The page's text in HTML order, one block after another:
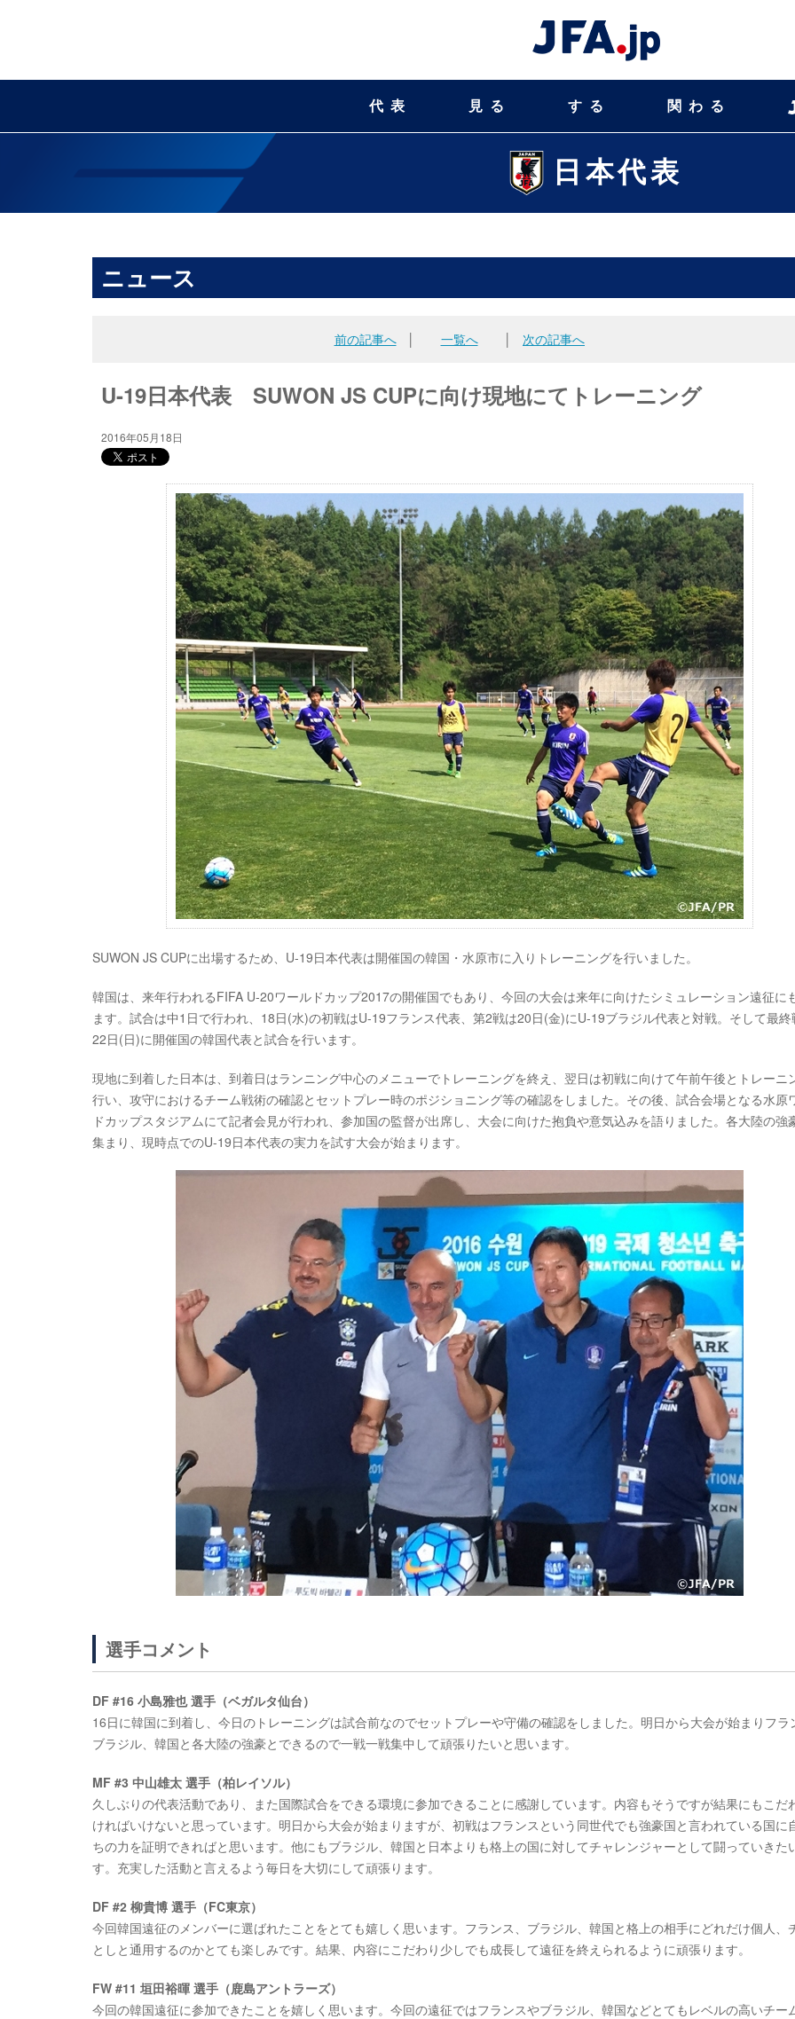
代表 見る する 関わる
日本代表
ニュース
前の記事へ│ 一覧へ 次の記事へ
U-19日本代表 SUWON JS CUPに向け現地にてトレーニング
2016年05月18日
SUWON JS CUPに出場するため、U-19日本代表は開催国の韓国・水原市に入りトレーニングを行いました。
韓国は、来年行われるFIFA U-20ワールドカップ2017の開催国でもあり、今回の大会は来年に向けたシミュレーション遠征に
ます。試合は中1日で行われ、18日(水)の初戦はU-19フランス代表、第2戦は20日(金)にU-19ブラジル代表と対戦。そして最終
22日(日)に開催国の韓国代表と試合を行います。
現地に到着した日本は、到着日はランニング中心のメニューでトレーニングを終え、翌日は初戦に向けて午前午後とトレーニ
行い、攻守におけるチーム戦術の確認とセットプレー時のポジショニング等の確認をしました。その後、試合会場となる水原
ドカップスタジアムにて記者会見が行われ、参加国の監督が出席し、大会に向けた抱負や意気込みを語りました。各大陸の強
集まり、現時点でのU-19日本代表の実力を試す大会が始まります。
選手コメント
DF #16 小島雅也 選手（ベガルタ仙台）
16日に韓国に到着し、今日のトレーニングは試合前なのでセットプレーや守備の確認をしました。明日から大会が始まりフラ
ブラジル、韓国と各大陸の強豪とできるので一戦一戦集中して頑張りたいと思います。
MF #3 中山雄太 選手（柏レイソル）
久しぶりの代表活動であり、また国際試合をできる環境に参加できることに感謝しています。内容もそうですが結果にもこだ
ければいけないと思っています。明日から大会が始まりますが、初戦はフランスという同世代でも強豪国と言われている国に
ちの力を証明できればと思います。他にもブラジル、韓国と日本よりも格上の国に対してチャレンジャーとして闘っていきた
す。充実した活動と言えるよう毎日を大切にして頑張ります。
DF #2 柳貴博 選手（FC東京）
今回韓国遠征のメンバーに選ばれたことをとても嬉しく思います。フランス、ブラジル、韓国と格上の相手にどれだけ個人、
としと通用するのかとても楽しみです。結果、内容にこだわり少しでも成長して遠征を終えられるように頑張ります。
FW #11 垣田裕暉 選手（鹿島アントラーズ）
今回の韓国遠征に参加できたことを嬉しく思います。今回の遠征ではフランスやブラジル、韓国などとてもレベルの高いチー